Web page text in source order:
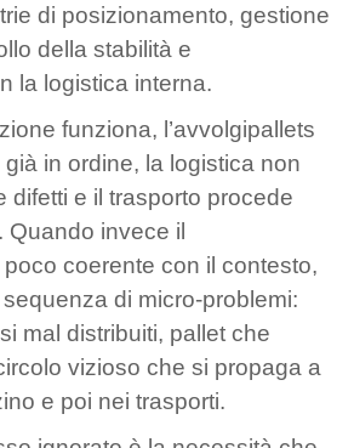
di posizionamento, gestione
della stabilità e
la logistica interna.
funziona, l’avvolgipallets
in ordine, la logistica non
difetti e il trasporto procede
Quando invece il
coerente con il contesto,
di micro-problemi:
mal distribuiti, pallet che
vizioso che si propaga a
e poi nei trasporti.